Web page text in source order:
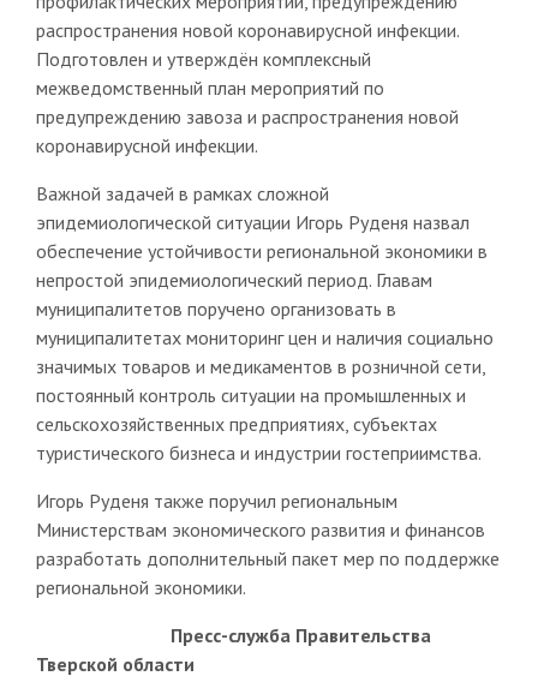
распространения новой коронавирусной инфекции.
Подготовлен и утверждён комплексный
межведомственный план мероприятий по
предупреждению завоза и распространения новой
коронавирусной инфекции.
Важной задачей в рамках сложной
эпидемиологической ситуации Игорь Руденя назвал
обеспечение устойчивости региональной экономики в
непростой эпидемиологический период. Главам
муниципалитетов поручено организовать в
муниципалитетах мониторинг цен и наличия социально
значимых товаров и медикаментов в розничной сети,
постоянный контроль ситуации на промышленных и
сельскохозяйственных предприятиях, субъектах
туристического бизнеса и индустрии гостеприимства.
Игорь Руденя также поручил региональным
Министерствам экономического развития и финансов
разработать дополнительный пакет мер по поддержке
региональной экономики.
Пресс-служба Правительства
Тверской области